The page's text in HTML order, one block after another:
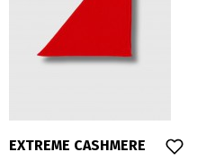
EXTREME CASHMERE